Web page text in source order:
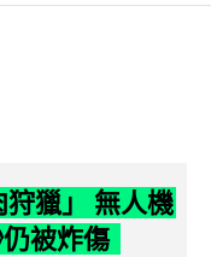
獵」 無人機
被炸傷